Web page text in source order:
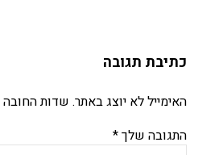
כתיבת תגובה
האימייל לא יוצג באתר. שדות החובה
התגובה שלך*